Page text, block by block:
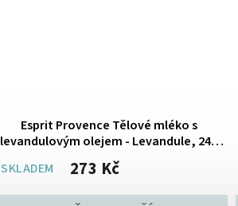
Esprit Provence Tělové mléko s
levandulovým olejem - Levandule, 240
ml
SKLADEM 273 Kč